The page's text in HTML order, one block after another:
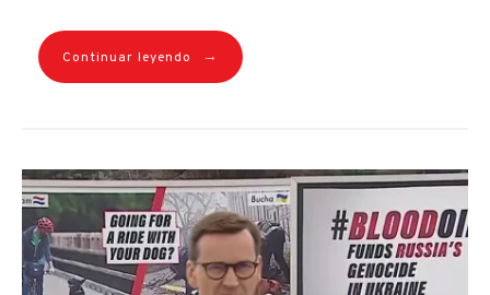
Continuar leyendo →